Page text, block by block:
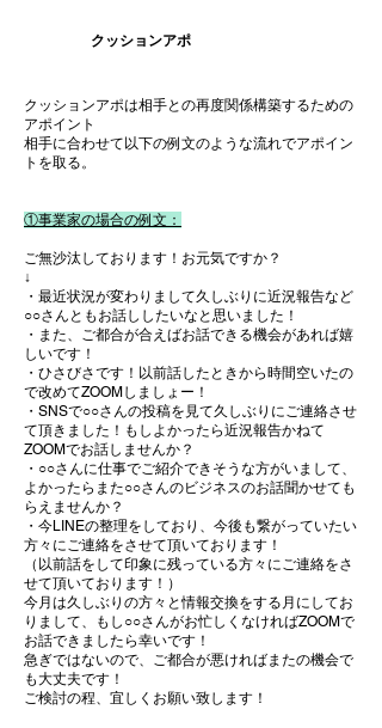
​クッションアポ
クッションアポは相手との再度関係構築するための
アポイント
相手に合わせて以下の例文のような流れでアポイン
トを取る​。
①事業家の場合の例文：
ご無沙汰しております！お元気ですか？
↓
・最近状況が変わりまして久しぶりに近況報告など
○○さんともお話ししたいなと思いました！
・また、ご都合が合えばお話できる機会があれば嬉
しいです！
・ひさびさです！以前話したときから時間空いたの
で改めてZOOMしましょー！
・SNS​で○○さんの投稿を見て久しぶりにご連絡させ
て頂きました！もしよかったら近況報告かねて
ZOOMでお話しませんか？
・○○さんに仕事でご紹介できそうな方がいまして、
よかったらまた○○さんのビジネスのお話聞かせても
らえませんか？​
・今LINEの整理をしており、今後も繋がっていたい
方々にご連絡をさせて頂いております！
（以前話をして印象に残っている方々にご連絡をさ
せて頂いております！）
今月は久しぶりの方々と情報交換をする月にしてお
りまして、もし○○さんがお忙しくなければZOOMで
お話できましたら幸いです！
急ぎではないので、ご都合が悪ければまたの機会で
も大丈夫です！
ご検討の程、宜しくお願い致します！